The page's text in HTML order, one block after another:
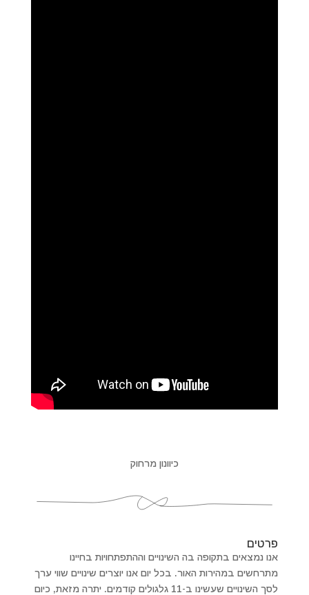
כיוונון מרחוק
פרטים
אנו נמצאים בתקופה בה השינויים וההתפתחויות בחיינו
מתרחשים במהירות האור. בכל יום אנו יוצרים שינויים שווי ערך
לסך השינויים שעשינו ב-11 גלגולים קודמים. יתרה מזאת, כיום